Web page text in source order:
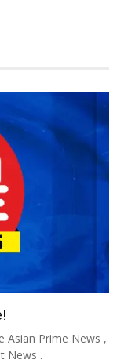
Asian Prime News ,
News .